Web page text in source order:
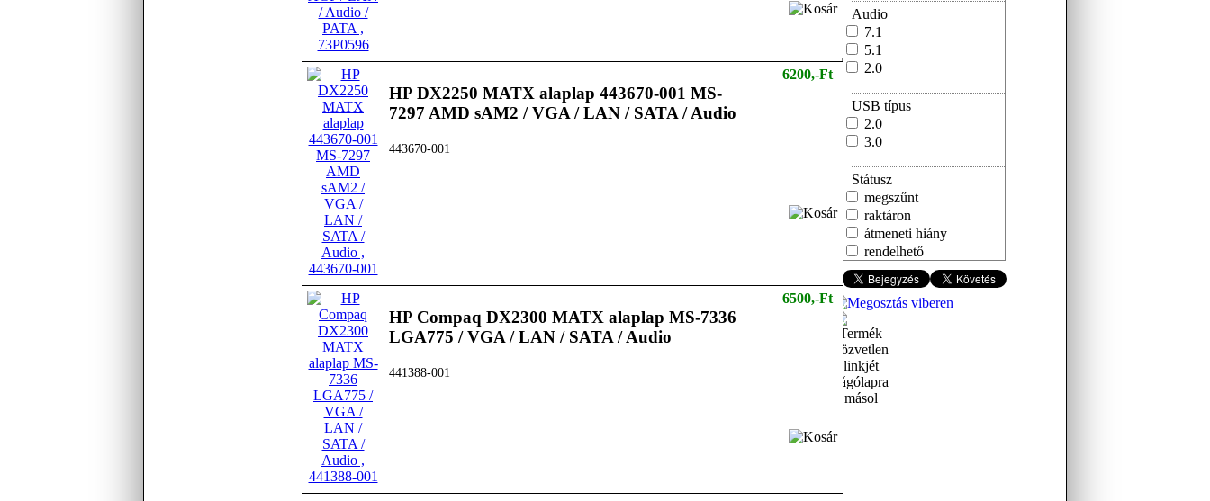
HP DX2250 MATX alaplap 443670-001 MS-
7297 AMD sAM2 / VGA / LAN / SATA / Audio
443670-001
6200,-Ft
HP Compaq DX2300 MATX alaplap MS-7336
LGA775 / VGA / LAN / SATA / Audio
441388-001
6500,-Ft
Audio
7.1
5.1
2.0
USB típus
2.0
3.0
Státusz
megszűnt
raktáron
átmeneti hiány
rendelhető